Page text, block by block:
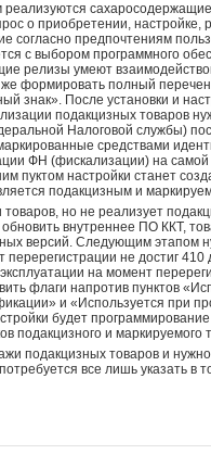
о приобретении, настройке,
согласно предпочтениям
с выбором программного
релизы умеют
формировать полный
знак». После установки и
подакцизных товаров
Налоговой службы)
средствами
ФН (фискализации) на
пуктом настройки станет
подакцизным и
товаров, но не реализует
внутреннее ПО ККТ,
версий. Следующим этапом
не достиг 410
на момент
флаги напротив пунктов
и «Используется при
будет
подакцизного и маркируемого
подакцизных товаров и
все лишь указать в